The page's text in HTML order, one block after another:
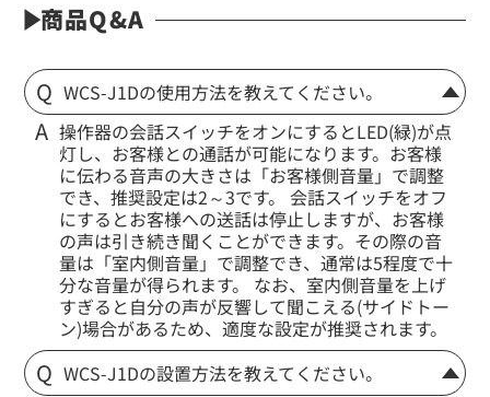
商品Q&A
WCS-J1Dの使用方法を教えてください。
操作器の会話スイッチをオンにするとLED(緑)が点
灯し、お客様との通話が可能になります。お客様
に伝わる音声の大きさは「お客様側音量」で調整
でき、推奨設定は2～3です。 会話スイッチをオフ
にするとお客様への送話は停止しますが、お客様
の声は引き続き聞くことができます。その際の音
量は「室内側音量」で調整でき、通常は5程度で十
分な音量が得られます。 なお、室内側音量を上げ
すぎると自分の声が反響して聞こえる(サイドトー
ン)場合があるため、適度な設定が推奨されます。
WCS-J1Dの設置方法を教えてください。